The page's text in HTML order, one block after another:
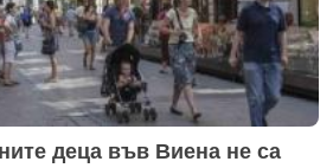
деца във Виена не са